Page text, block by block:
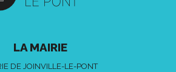
LA MAIRIE
DE JOINVILLE-LE-PONT